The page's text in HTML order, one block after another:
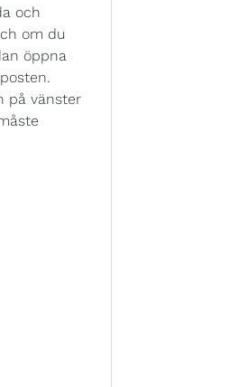
och
om du
öppna
på vänster